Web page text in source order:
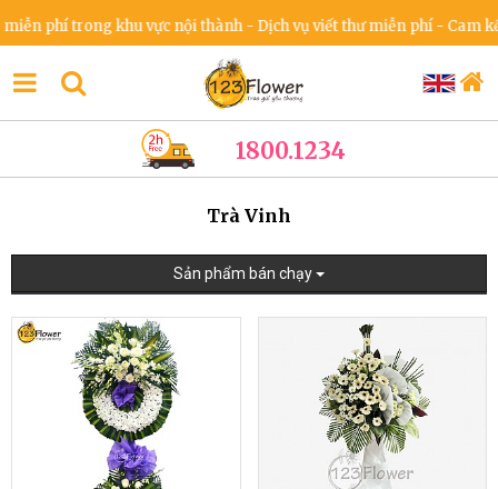
phí trong khu vực nội thành - Dịch vụ viết thư miễn phí - Cam kết
1800.1234
Trà Vinh
Sản phẩm bán chạy